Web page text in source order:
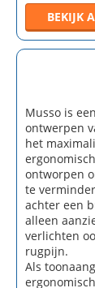
BEKIJK
Musso is
ontwerpen
het
ontworpen
te
achter een
alleen
verlichten
rugpijn.
Als